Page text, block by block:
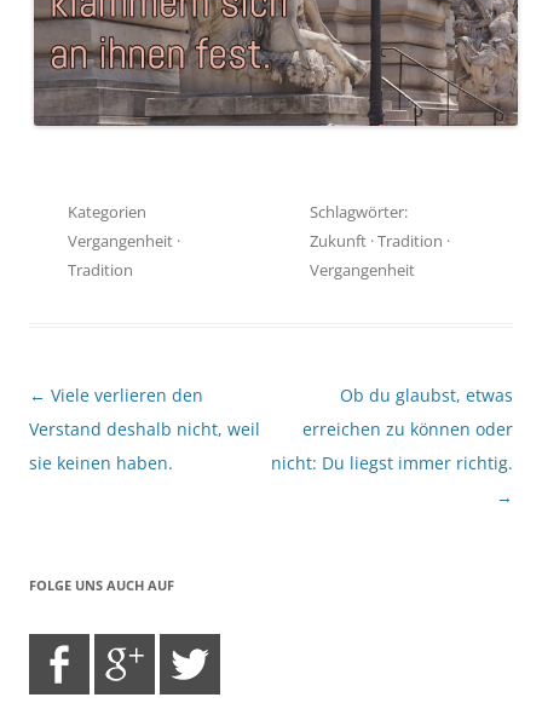
Kategorien
Vergangenheit ·
Tradition
Schlagwörter:
Zukunft ·Tradition ·
Vergangenheit
Beitragsnavigation
← Viele verlieren den
Verstand deshalb nicht, weil
sie keinen haben.
Ob du glaubst, etwas
erreichen zu können oder
nicht: Du liegst immer richtig.
→
FOLGE UNS AUCH AUF